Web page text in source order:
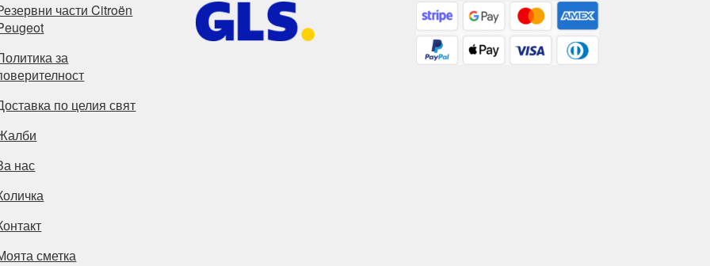
части Citroën
за
по целия свят
нас
сметка